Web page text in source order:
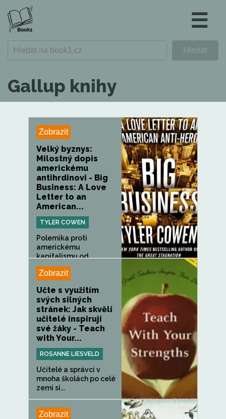
☰
Gallup knihy
Zobrazit
Velký byznys:
Milostný dopis
americkému
antihrdinovi - Big
Business: A Love
Letter to an
American...
TYLER COWEN
Polemika proti
americkému
kapitalismu od
autora...
Zobrazit
Učte s využitím
svých silných
stránek: Jak skvělí
učitelé inspirují
své žáky - Teach
with Your...
ROSANNE LIESVELD
Učitelé a správci v
mnoha školách po celé
zemi si...
Zobrazit